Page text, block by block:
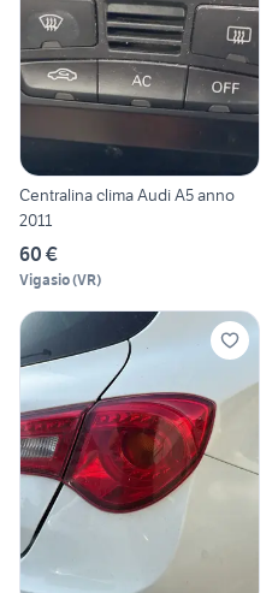
Centralina clima Audi A5 anno
2011
60 €
Vigasio(VR)